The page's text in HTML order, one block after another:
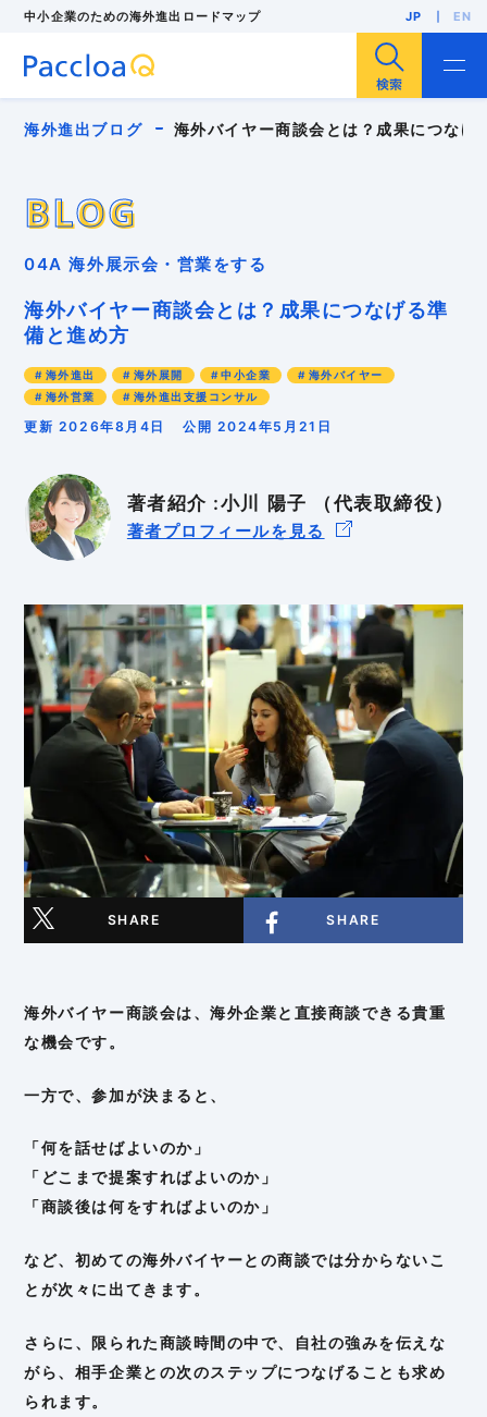
中小企業のための海外進出ロードマップ JP EN
サイト内検索
海外販路開拓
海外展示会
人気・注目記事
中小企業
インバウンド
インボイス
外国出願
安全保障貿易管理
海外バイヤー
海外ビジネスモデル
海外ブランディング
海外マーケティング
海外事業計画
異文化適応
輸出入規制
GDPR BtoB BtoC
海外進出ブログ 海外バイヤー商談会とは？成果につなげ
BLOG
BLOG
04A 海外展示会・営業をする
海外バイヤー商談会とは？成果につなげる準
備と進め方
海外進出 海外展開 中小企業
海外バイヤー
海外営業
海外進出支援コンサル
更新 2026年8月4日 公開 2024年5月21日
著者紹介 :小川 陽子 （代表取締役）
著者プロフィールを見る
SHARE SHARE
海外バイヤー商談会は、海外企業と直接商談できる貴重
な機会です。
一方で、参加が決まると、
「何を話せばよいのか」
「どこまで提案すればよいのか」
「商談後は何をすればよいのか」
など、初めての海外バイヤーとの商談では分からないこ
とが次々に出てきます。
さらに、限られた商談時間の中で、自社の強みを伝えな
がら、相手企業との次のステップにつなげることも求め
られます。